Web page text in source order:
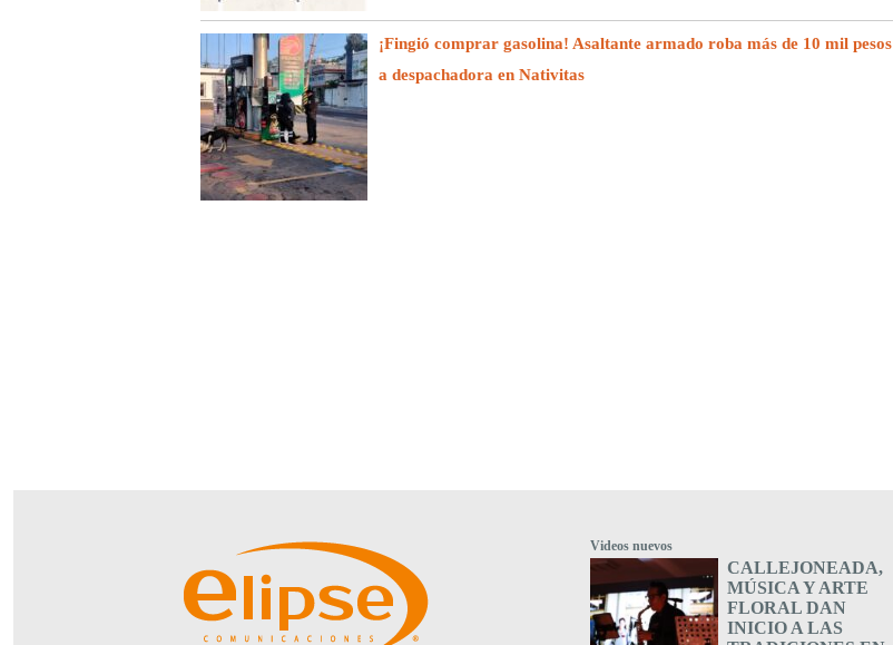
¡Fingió comprar gasolina! Asaltante armado roba más de 10 mil pesos
a despachadora en Nativitas
Videos nuevos
CALLEJONEADA,
MÚSICA Y ARTE
FLORAL DAN
INICIO A LAS